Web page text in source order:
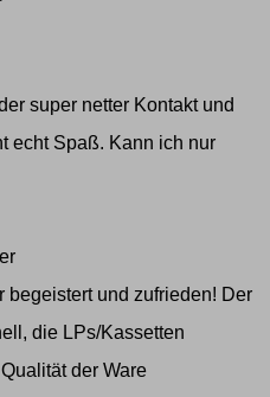
super netter Kontakt und
echt Spaß. Kann ich nur
begeistert und zufrieden! Der
die LPs/Kassetten
der Ware